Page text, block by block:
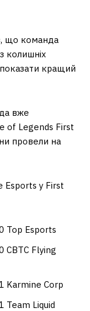
що команда
колишніх
кращий
вже
of Legends First
провели на
Esports у First
Top Esports
CBTC Flying
Karmine Corp
Team Liquid